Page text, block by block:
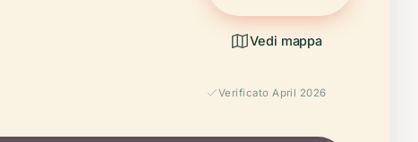
Vedi mappa
Verificato April 2026